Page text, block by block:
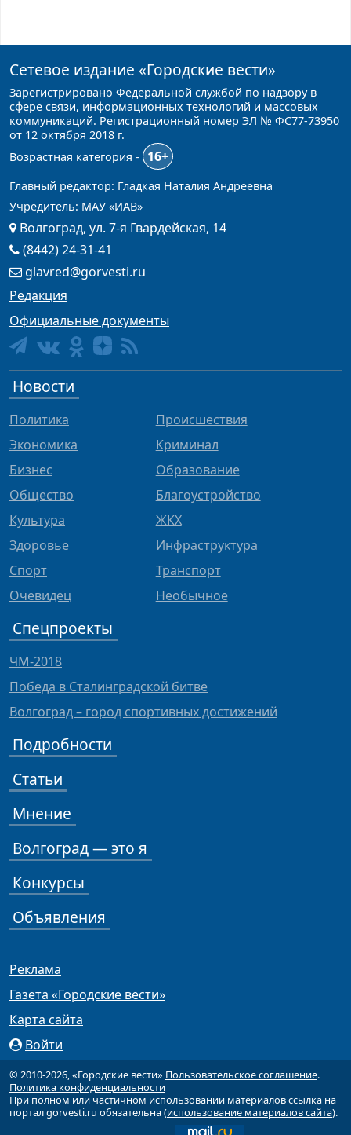
Сетевое издание «Городские вести»
Зарегистрировано Федеральной службой по надзору в
сфере связи, информационных технологий и массовых
коммуникаций. Регистрационный номер ЭЛ № ФС77-73950
от 12 октября 2018 г.
Возрастная категория -
16+
Главный редактор: Гладкая Наталия Андреевна
Учредитель: МАУ «ИАВ»
Волгоград, ул. 7-я Гвардейская, 14
(8442) 24-31-41
glavred@gorvesti.ru
Редакция
Официальные документы
Новости
Политика
Экономика
Бизнес
Общество
Культура
Здоровье
Спорт
Очевидец
Происшествия
Криминал
Образование
Благоустройство
ЖКХ
Инфраструктура
Транспорт
Необычное
Спецпроекты
ЧМ-2018
Победа в Сталинградской битве
Волгоград – город спортивных достижений
Подробности
Статьи
Мнение
Волгоград — это я
Конкурсы
Объявления
Реклама
Газета «Городские вести»
Карта сайта
Войти
© 2010-2026, «Городские вести» Пользовательское соглашение.
Политика конфиденциальности
При полном или частичном использовании материалов ссылка на
портал gorvesti.ru обязательна (использование материалов сайта).